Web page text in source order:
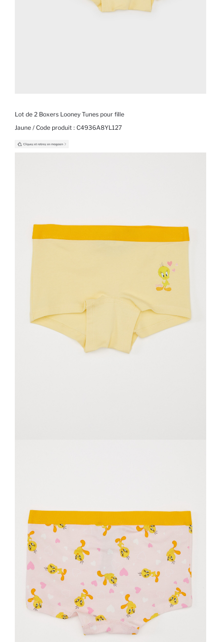
Lot de 2 Boxers Looney Tunes pour fille
Jaune / Code produit : C4936A8YL127